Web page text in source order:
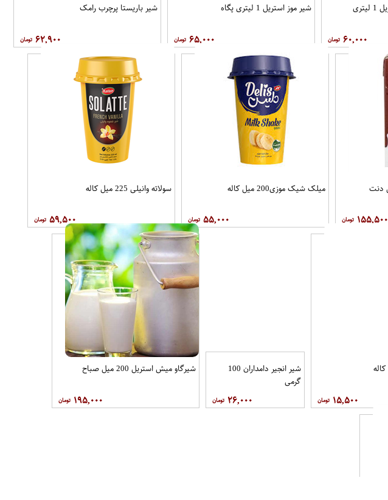
شیر موز استریل 1 لیتری
۶۰,۰۰۰
شیر موز استریل 1 لیتری پگاه
۶۵,۰۰۰
شیر باریستا پرچرب رامک
۶۲,۹۰۰
۱۵۵,۵۰۰
میلک شیک موزی200 میل کاله
۵۵,۰۰۰
سولاته وانیلی 225 میل کاله
۵۹,۵۰۰
۱۵,۵۰۰
شیر انجیر دامداران 100
گرمی
۲۶,۰۰۰
شیرگاو میش استریل 200 میل صباح
۱۹۵,۰۰۰